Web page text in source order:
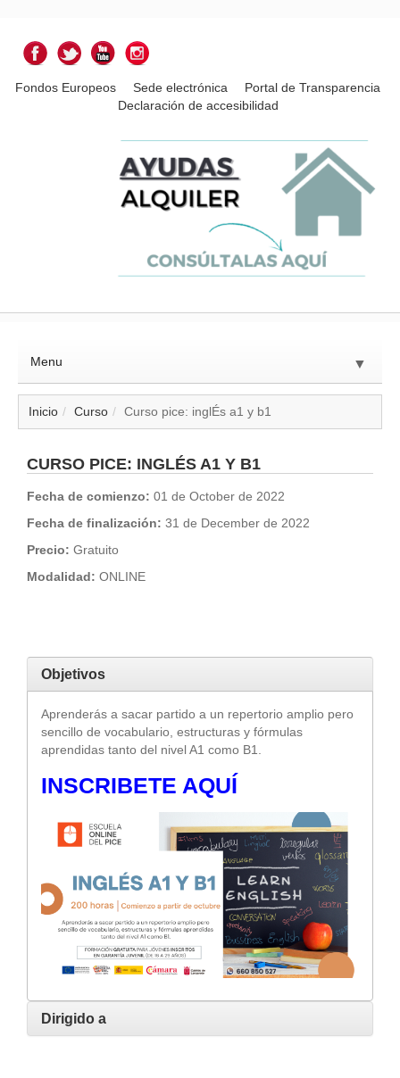
Fondos Europeos Sede electrónica
Portal de Transparencia
Declaración de accesibilidad
Menu ▼
▼
Inicio Curso Curso pice: inglÉs a1 y b1
CURSO PICE: INGLÉS A1 Y B1
Fecha de comienzo: 01 de October de 2022
Fecha de finalización: 31 de December de 2022
Precio: Gratuito
Modalidad: ONLINE
Objetivos
Aprenderás a sacar partido a un repertorio amplio pero
sencillo de vocabulario, estructuras y fórmulas
aprendidas tanto del nivel A1 como B1.
INSCRIBETE AQUÍ
Dirigido a